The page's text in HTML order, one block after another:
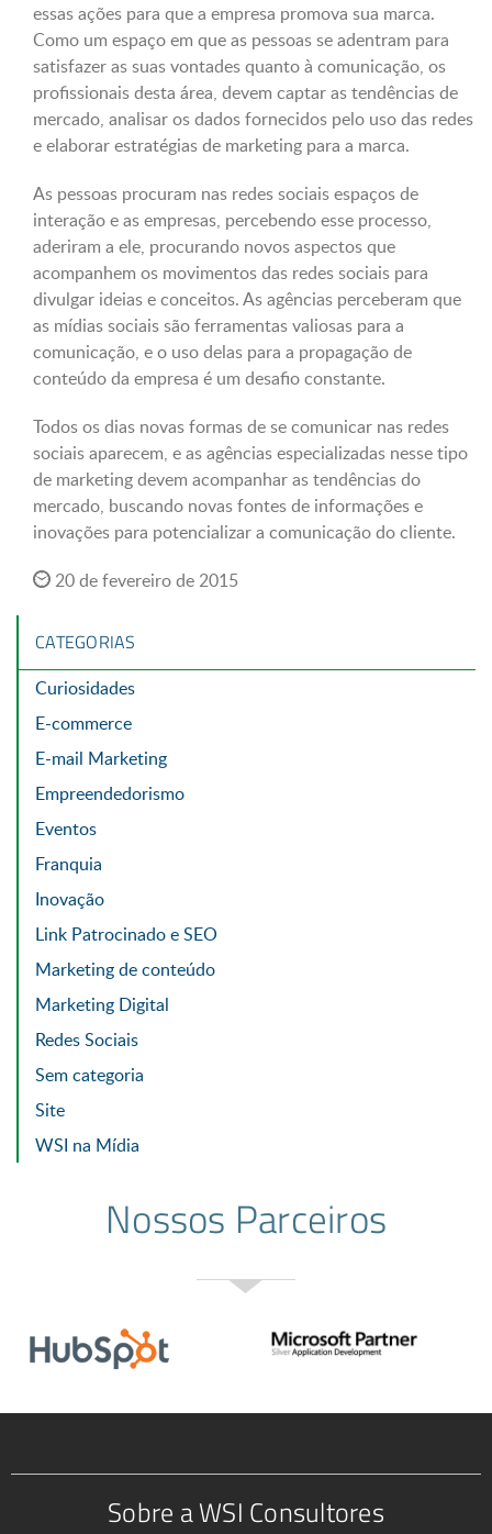
essas ações para que a empresa promova sua marca.
Como um espaço em que as pessoas se adentram para
satisfazer as suas vontades quanto à comunicação, os
profissionais desta área, devem captar as tendências de
mercado, analisar os dados fornecidos pelo uso das redes
e elaborar estratégias de marketing para a marca.
As pessoas procuram nas redes sociais espaços de
interação e as empresas, percebendo esse processo,
aderiram a ele, procurando novos aspectos que
acompanhem os movimentos das redes sociais para
divulgar ideias e conceitos. As agências perceberam que
as mídias sociais são ferramentas valiosas para a
comunicação, e o uso delas para a propagação de
conteúdo da empresa é um desafio constante.
Todos os dias novas formas de se comunicar nas redes
sociais aparecem, e as agências especializadas nesse tipo
de marketing devem acompanhar as tendências do
mercado, buscando novas fontes de informações e
inovações para potencializar a comunicação do cliente.
20 de fevereiro de 2015
CATEGORIAS
Curiosidades
E-commerce
E-mail Marketing
Empreendedorismo
Eventos
Franquia
Inovação
Link Patrocinado e SEO
Marketing de conteúdo
Marketing Digital
Redes Sociais
Sem categoria
Site
WSI na Mídia
Nossos Parceiros
Sobre a WSI Consultores